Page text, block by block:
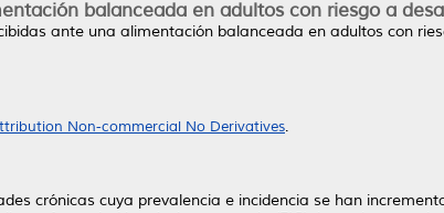
balanceada en adultos con riesgo a
ante una alimentación balanceada en adultos con
Non-commercial No Derivatives.
crónicas cuya prevalencia e incidencia se han